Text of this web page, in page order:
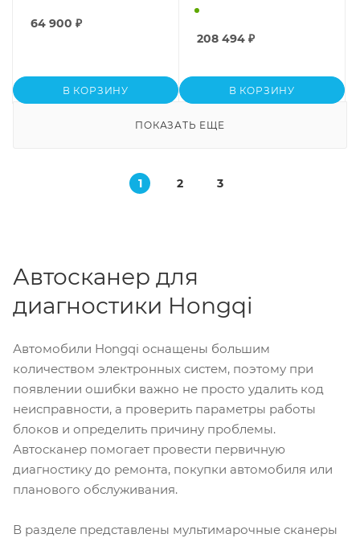
64 900 ₽
В КОРЗИНУ
208 494 ₽
В КОРЗИНУ
ПОКАЗАТЬ ЕЩЕ
1 2 3
Автосканер для
диагностики Hongqi
Автомобили Hongqi оснащены большим
количеством электронных систем, поэтому при
появлении ошибки важно не просто удалить код
неисправности, а проверить параметры работы
блоков и определить причину проблемы.
Автосканер помогает провести первичную
диагностику до ремонта, покупки автомобиля или
планового обслуживания.
В разделе представлены мультимарочные сканеры